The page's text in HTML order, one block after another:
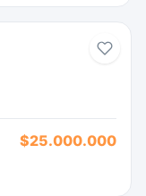
$25.000.000